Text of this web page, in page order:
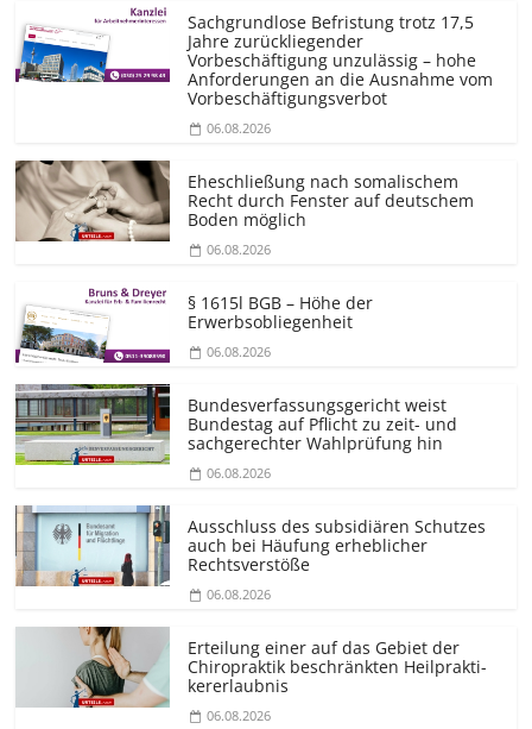
Sachgrundlose Befristung trotz 17,5
Jahre zurückliegender
Vorbeschäftigung unzulässig – hohe
Anforderungen an die Ausnahme vom
Vorbeschäf­tigungsverbot
06.08.2026
Eheschließung nach somalischem
Recht durch Fenster auf deutschem
Boden möglich
06.08.2026
§ 1615l BGB – Höhe der
Erwerbsobliegenheit
06.08.2026
Bundesver­fassungsgericht weist
Bundestag auf Pflicht zu zeit- und
sachgerechter Wahlprüfung hin
06.08.2026
Ausschluss des subsidiären Schutzes
auch bei Häufung erheblicher
Rechtsverstöße
06.08.2026
Erteilung einer auf das Gebiet der
Chiropraktik beschränkten Heilprakti­
kererlaubnis
06.08.2026